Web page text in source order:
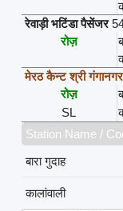
रेवाड़ी भटिंडा पैसेंजर
रोज़
मेरठ कैन्ट श्री
रोज़
SL
Station Name /
बारा गुदाह
कालांवाली